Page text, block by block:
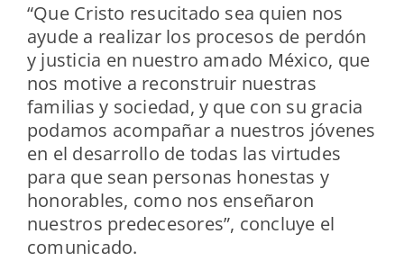
“Que Cristo resucitado sea quien nos
ayude a realizar los procesos de perdón
y justicia en nuestro amado México, que
nos motive a reconstruir nuestras
familias y sociedad, y que con su gracia
podamos acompañar a nuestros jóvenes
en el desarrollo de todas las virtudes
para que sean personas honestas y
honorables, como nos enseñaron
nuestros predecesores”, concluye el
comunicado.